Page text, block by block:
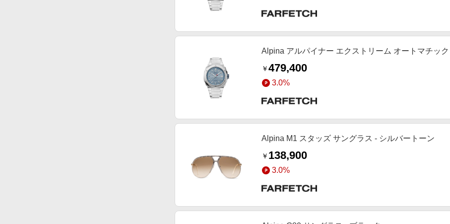
Alpina アルパイナー エクストリーム オートマチッ
￥479,400
3.0%
Alpina M1 スタッズ サングラス - シルバートーン
￥ 138,900
3.0%